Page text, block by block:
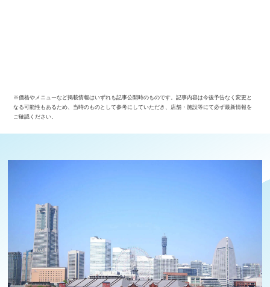
※価格やメニューなど掲載情報はいずれも記事公開時のものです。記事内容は今後予告なく変更と
なる可能性もあるため、当時のものとして参考にしていただき、店舗・施設等にて必ず最新情報を
ご確認ください。